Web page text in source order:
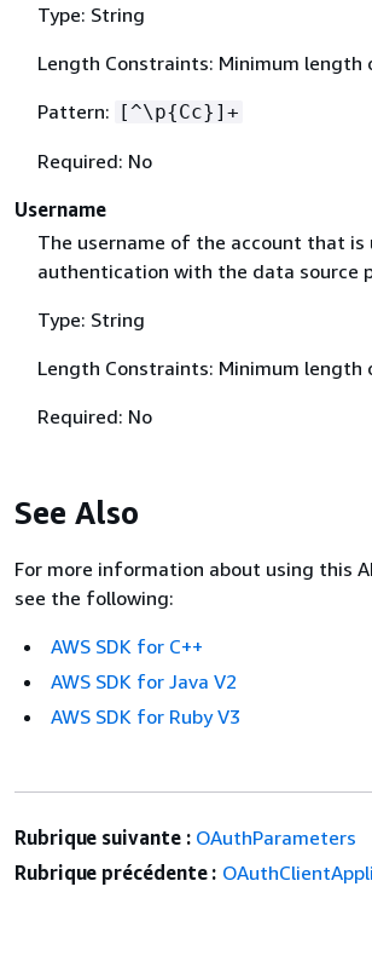
Type: String
Length Constraints: Minimum
Pattern: [^\p{Cc}]+
Required: No
Username
The username of the account that
authentication with the data source
Type: String
Length Constraints: Minimum
Required: No
See Also
For more information about using this
see the following:
AWS SDK for C++
AWS SDK for Java V2
AWS SDK for Ruby V3
Rubrique suivante : OAuthParameters
Rubrique précédente :